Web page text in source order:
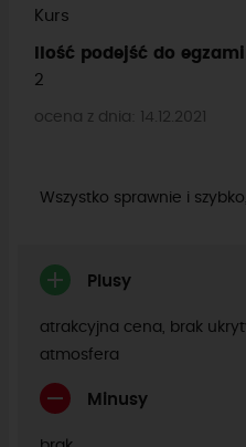
Kurs
Ilość podejść do
2
ocena z dnia: 14.12.2021
Wszystko sprawnie i
Plusy
atrakcyjna cena, brak
atmosfera
Minusy